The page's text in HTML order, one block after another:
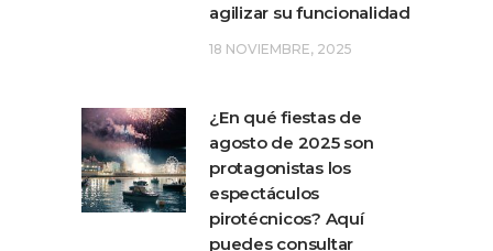
agilizar su funcionalidad
18 NOVIEMBRE, 2025
¿En qué fiestas de
agosto de 2025 son
protagonistas los
espectáculos
pirotécnicos? Aquí
puedes consultar